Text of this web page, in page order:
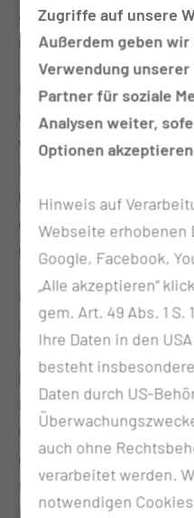
ersetzt und zusätzlich
Generation installiert.
Das SPECT-CT ist ein
nuklearmedizinische
werden hier in einem
bestimmter
dem neuen Gerät
höheren Detailschärfe
Die Vorbereitung auf die
Injektion einer
radioaktiven Stoffes
Patientinnen und
Einsatz modernster
Untersuchungszeit
die Diagnostik von
Herzen, die
Hälfte der bisherigen
Zugriffe auf unsere
Außerdem geben
Verwendung
Partner für soziale
Analysen weiter,
Optionen
Hinweis auf
Webseite erhobenen
Google, Facebook,
„Alle akzeptieren“
gem. Art. 49 Abs. 1 S.
Ihre Daten in den
besteht
Daten durch US-
auch ohne
verarbeitet werden.
notwendigen